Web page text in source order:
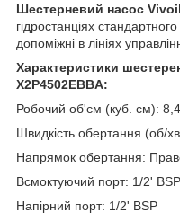
Шестерневий насос
гідростанціях
допоміжні в лініях
Характеристики
X2P4502EBBA:
Робочий об'єм (куб. см): 8,4
Швидкість обертання (об/
Напрямок обертання:
Всмоктуючий порт: 1/2' BSP
Напірний порт: 1/2' BSP